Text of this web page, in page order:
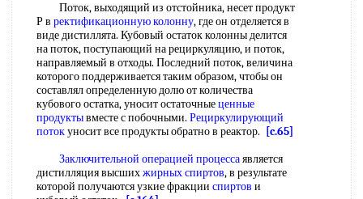
Поток, выходящий из отстойника, несет продукт
Р в ректификационную колонну, где он отделяется в
виде дистиллята. Кубовый остаток колонны делится
на поток, поступающий на рециркуляцию, и поток,
направляемый в отходы. Последний поток, величина
которого поддерживается таким образом, чтобы он
составлял определенную долю от количества
кубового остатка, уносит остаточныеценные
продуктывместе с побочными. Рециркулирующий
потокуносит все продукты обратно в реактор.
[c.65]
Заключительной операцией процессаявляется
дистилляция высшихжирных спиртов, в результате
которой получаются узкие фракции спиртов и